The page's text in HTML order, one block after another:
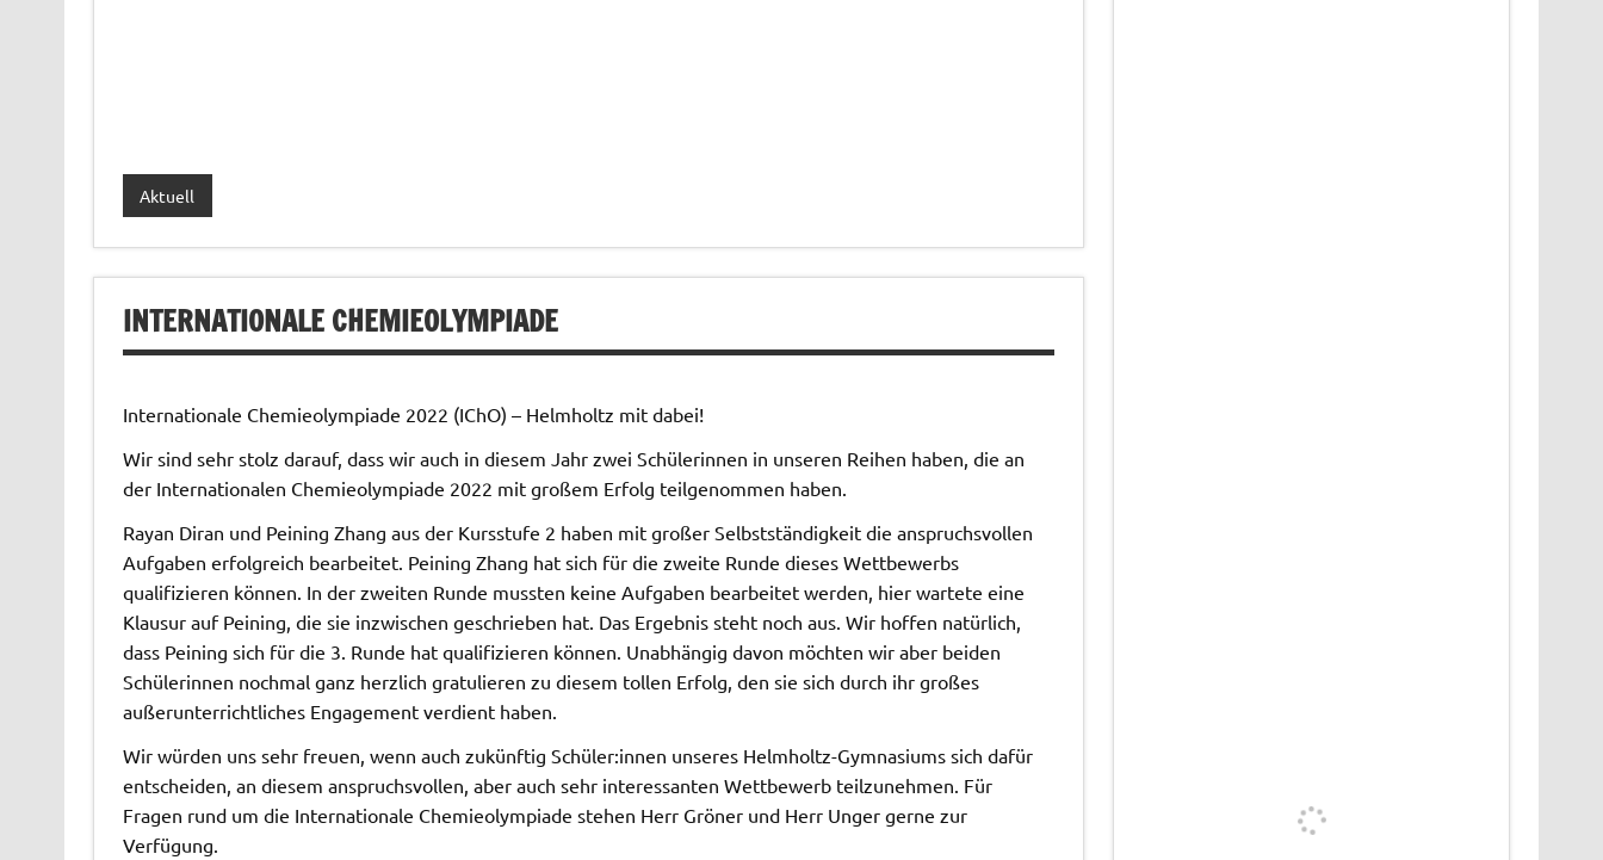
Aktuell
INTERNATIONALE CHEMIEOLYMPIADE
Internationale Chemieolympiade 2022 (IChO) – Helmholtz mit dabei!
Wir sind sehr stolz darauf, dass wir auch in diesem Jahr zwei Schülerinnen in unseren Reihen haben, die an
der Internationalen Chemieolympiade 2022 mit großem Erfolg teilgenommen haben.
Rayan Diran und Peining Zhang aus der Kursstufe 2 haben mit großer Selbstständigkeit die anspruchsvollen
Aufgaben erfolgreich bearbeitet. Peining Zhang hat sich für die zweite Runde dieses Wettbewerbs
qualifizieren können. In der zweiten Runde mussten keine Aufgaben bearbeitet werden, hier wartete eine
Klausur auf Peining, die sie inzwischen geschrieben hat. Das Ergebnis steht noch aus. Wir hoffen natürlich,
dass Peining sich für die 3. Runde hat qualifizieren können. Unabhängig davon möchten wir aber beiden
Schülerinnen nochmal ganz herzlich gratulieren zu diesem tollen Erfolg, den sie sich durch ihr großes
außerunterrichtliches Engagement verdient haben.
Wir würden uns sehr freuen, wenn auch zukünftig Schüler:innen unseres Helmholtz-Gymnasiums sich dafür
entscheiden, an diesem anspruchsvollen, aber auch sehr interessanten Wettbewerb teilzunehmen. Für
Fragen rund um die Internationale Chemieolympiade stehen Herr Gröner und Herr Unger gerne zur
Verfügung.